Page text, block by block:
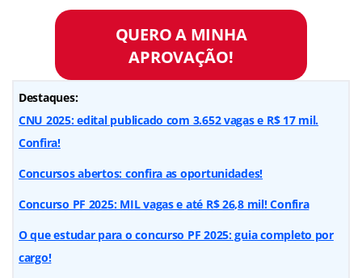
QUERO A MINHA
APROVAÇÃO!
Destaques:
CNU 2025: edital publicado com 3.652 vagas e R$ 17 mil.
Confira!
Concursos abertos: confira as oportunidades!
Concurso PF 2025: MIL vagas e até R$ 26,8 mil! Confira
O que estudar para o concurso PF 2025: guia completo por
cargo!